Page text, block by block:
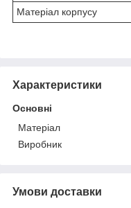
Матеріал корпусу
Характеристики
Основні
Матеріал
Виробник
Умови доставки